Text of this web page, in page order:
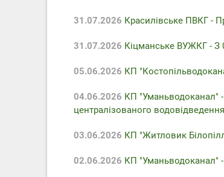
31.07.2026 Красилівське ПВКГ -
31.07.2026 Кіцманське ВУЖКГ - З
05.06.2026 КП
04.06.2026 КП "Уманьводоканал" -
централізованого
03.06.2026 КП "Житловик
02.06.2026 КП "Уманьводоканал"